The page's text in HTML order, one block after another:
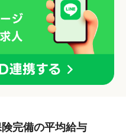
完備の平均給与